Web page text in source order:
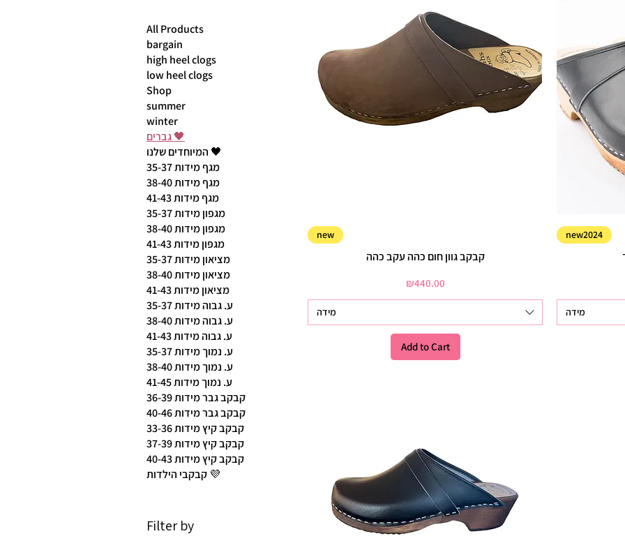
All Products
bargain
high heel clogs
low heel clogs
Shop
summer
winter
גברים 🖤
המיוחדים שלנו 🖤
מגף מידות 35-37
מגף מידות 38-40
מגף מידות 41-43
מגפון מידות 35-37
מגפון מידות 38-40
מגפון מידות 41-43
מציאון מידות 35-37
מציאון מידות 38-40
מציאון מידות 41-43
ע. גבוה מידות 35-37
ע. גבוה מידות 38-40
ע. גבוה מידות 41-43
ע. נמוך מידות 35-37
ע. נמוך מידות 38-40
ע. נמוך מידות 41-45
קבקב גבר מידות 36-39
קבקב גבר מידות 40-46
קבקב קיץ מידות 33-36
קבקב קיץ מידות 37-39
קבקב קיץ מידות 40-43
קבקבי הילדות 💜
Filter by
new
קבקב גוון חום כהה עקב כהה
Price
₪440.00
מידה
Add to Cart
new2024
מידה